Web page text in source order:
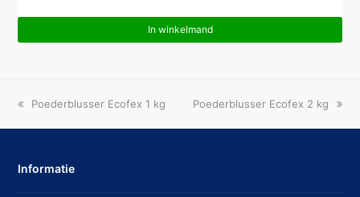
In winkelmand
previous
Poederblusser Ecofex 1 kg
next
Poederblusser Ecofex 2 kg
Informatie